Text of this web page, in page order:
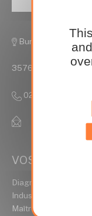
Bureaux de
35760 Saint
02 90 09 35 15
VOS MÉTIERS
Diagnostiqueur
Industrie / HSE
Maître d’ouvrage